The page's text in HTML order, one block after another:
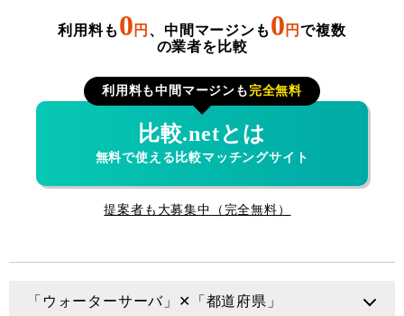
利用料も 0 円 、中間マージンも 0 円で複数
の業者を比較
利用料も中間マージンも 完全無料
比較.netとは
無料で使える比較マッチングサイト
提案者も大募集中（完全無料）
「ウォーターサーバ」✕「都道府県」